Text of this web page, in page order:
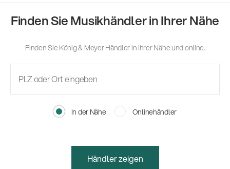
Finden Sie Musikhändler in Ihrer Nähe
Finden Sie König & Meyer Händler in Ihrer Nähe und online.
In der Nähe Onlinehändler
Händler zeigen